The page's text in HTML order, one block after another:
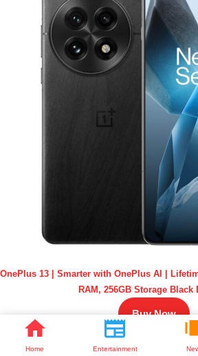
Home Entertainment
OnePlus 13 | Smarter with OnePlus AI |
RAM, 256GB Storage Black
Buy Now